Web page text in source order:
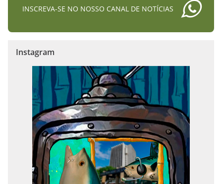
INSCREVA-SE NO NOSSO CANAL DE NOTÍCIAS
Instagram